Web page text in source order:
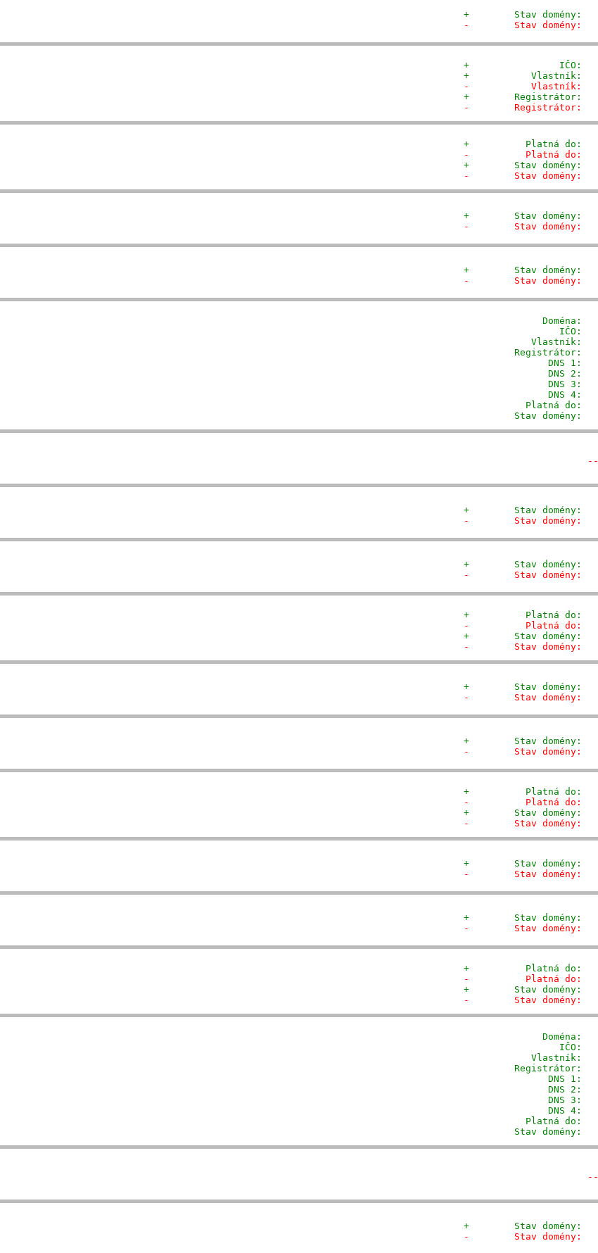
+        Stav domény:
-        Stav domény:
+                IČO:
+
-
+
-
+          Platná do:
-          Platná do:
+        Stav domény:
-        Stav domény:
+        Stav domény:
-        Stav domény:
+        Stav domény:
-        Stav domény:
              Doména:
DNS 1:
DNS 2:
Platná do:
Stav domény:
+        Stav domény:
-        Stav domény:
+        Stav domény:
-        Stav domény:
+          Platná do:
-          Platná do:
+        Stav domény:
-        Stav domény:
+        Stav domény:
-        Stav domény:
+        Stav domény:
-        Stav domény:
+          Platná do:
-          Platná do:
+        Stav domény:
-        Stav domény:
+        Stav domény:
-        Stav domény:
+        Stav domény:
-        Stav domény:
+          Platná do:
-          Platná do:
+        Stav domény:
-        Stav domény:
              Doména:
DNS 1:
DNS 2:
Platná do:
Stav domény:
+        Stav domény:
-        Stav domény: